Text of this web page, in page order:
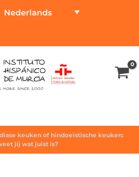
Nederlands
keuken of hindoeïstische keuken:
jij wat juist is?